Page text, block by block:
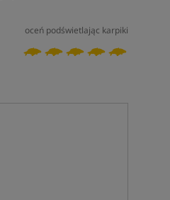
oceń podświetlając karpiki